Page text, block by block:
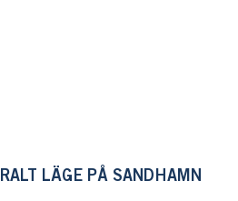
LÄGE PÅ SANDHAMN